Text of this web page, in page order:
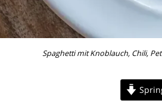
Spaghetti mit Knoblauch, Chili,